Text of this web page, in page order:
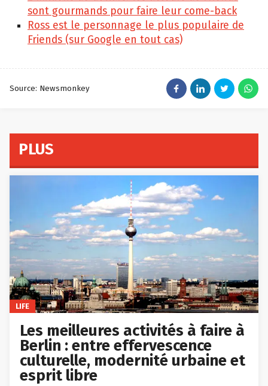
sont gourmands pour faire leur come-back
Ross est le personnage le plus populaire de
Friends (sur Google en tout cas)
Source: Newsmonkey
PLUS
LIFE
Les meilleures activités à faire à
Berlin : entre effervescence
culturelle, modernité urbaine et
esprit libre